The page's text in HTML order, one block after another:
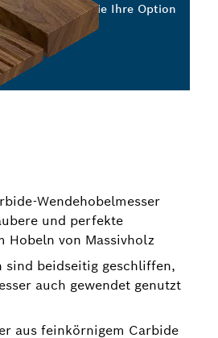
Wendehobelmesser
und perfekte
Hobeln von Massivholz
sind beidseitig geschliffen,
auch gewendet genutzt
aus feinkörnigem Carbide
Wählen Sie Ihre Option